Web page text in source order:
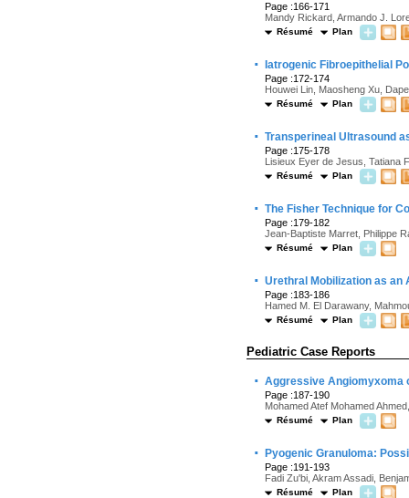
Page :166-171
Mandy Rickard, Armando J.
Résumé Plan
· Iatrogenic Fibroepithelial
Page :172-174
Houwei Lin, Maosheng Xu,
Résumé Plan
· Transperineal Ultrasound
Page :175-178
Lisieux Eyer de Jesus, Tatiana
Résumé Plan
· The Fisher Technique for
Page :179-182
Jean-Baptiste Marret, Philippe
Résumé Plan
· Urethral Mobilization as
Page :183-186
Hamed M. El Darawany,
Résumé Plan
Pediatric Case Reports
· Aggressive Angiomyxoma
Page :187-190
Mohamed Atef Mohamed
Résumé Plan
· Pyogenic Granuloma:
Page :191-193
Fadi Zu'bi, Akram Assadi,
Résumé Plan